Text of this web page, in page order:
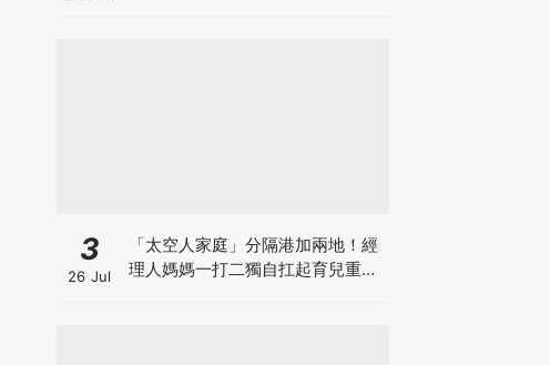
3
26 Jul
「太空人家庭」分隔港加兩地！經
理人媽媽一打二獨自扛起育兒重